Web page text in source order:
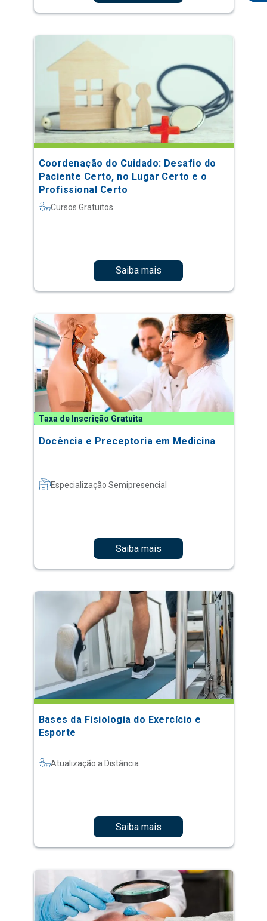
Coordenação do Cuidado: Desafio do
Paciente Certo, no Lugar Certo e o
Profissional Certo
Cursos Gratuitos
Saiba mais
Taxa de Inscrição Gratuita
Docência e Preceptoria em Medicina
Especialização Semipresencial
Saiba mais
Bases da Fisiologia do Exercício e
Esporte
Atualização a Distância
Saiba mais